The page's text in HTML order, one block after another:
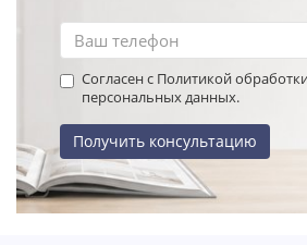
Согласен с Политикой
персональных данных.
Получить консультацию